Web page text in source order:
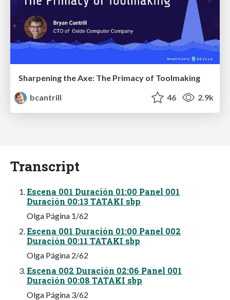
Sharpening the Axe: The Primacy of Toolmaking
bcantrill
46 2.9k
Transcript
Escena 001 Duración 01:00 Panel 001
Duración 00:13 TATAKI sbp
Olga Página 1/62
Escena 001 Duración 01:00 Panel 002
Duración 00:11 TATAKI sbp
Olga Página 2/62
Escena 002 Duración 02:06 Panel 001
Duración 00:08 TATAKI sbp
Olga Página 3/62